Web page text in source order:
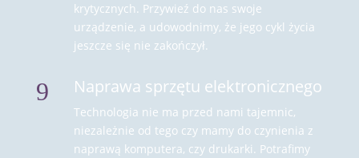
krytycznych. Przywieź do nas swoje
urządzenie, a udowodnimy, że jego cykl życia
jeszcze się nie zakończył.
9 Naprawa sprzętu elektronicznego
Technologia nie ma przed nami tajemnic,
niezależnie od tego czy mamy do czynienia z
naprawą komputera, czy drukarki. Potrafimy